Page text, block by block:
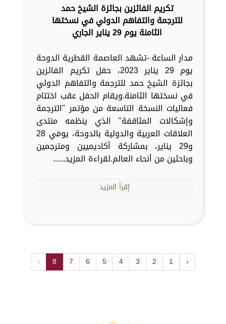
تكريم الفائزين بجائزة الشيخ حمد
للترجمة والتفاهم الدولي في نسختها
الثامنة يوم 29 يناير الجاري
مدار الساعة -تشهد العاصمة القطرية الدوحة
يوم 29 يناير 2023، حفل تكريم الفائزين
بجائزة الشيخ حمد للترجمة والتفاهم الدولي
في نسختها الثامنة.ويقام الحفل عقب اختتام
فعاليات النسخة التاسعة من مؤتمر "الترجمة
وإشكالات المثاقفة" الذي ينظمه منتدى
العلاقات العربية والدولية بالدوحة، يومَي 28
و29 يناير، بمشاركة أكاديميين ومترجمين
وباحثين من أنحاء العالم.لقراءة المزيد......
إقرأ المزيد
‹
1
2
3
4
5
6
7
8
›